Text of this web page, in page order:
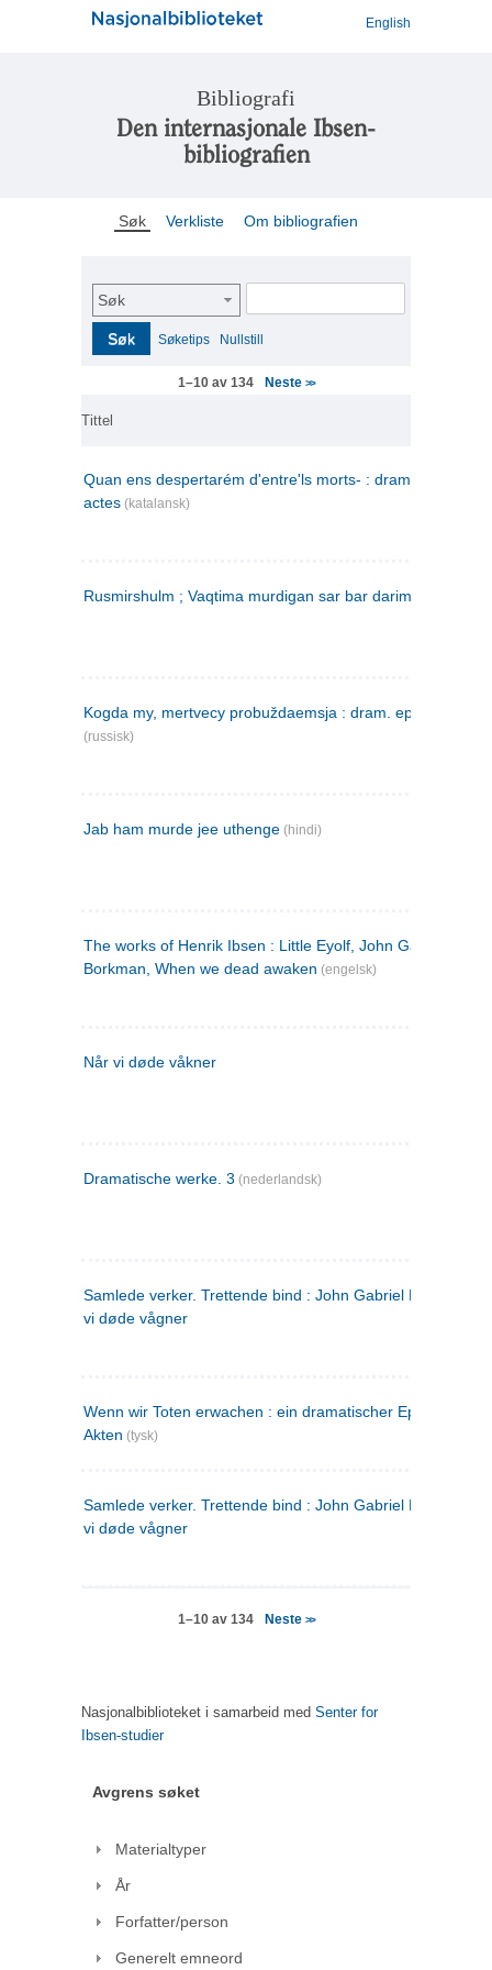
English
Bibliografi
Den internasjonale Ibsen-
bibliografien
Søk Verkliste Om bibliografien
Søk
Søk Søketips Nullstill
1–10 av 134 Neste >>
Tittel
Quan ens despertarém d'entre'ls morts- : drama en tres
actes (katalansk)
Rusmirshulm ; Vaqtima murdigan sar bar darim
Kogda my, mertvecy probuždaemsja : dram. epilog v 3 d
(russisk)
Jab ham murde jee uthenge (hindi)
The works of Henrik Ibsen : Little Eyolf, John Gabriel
Borkman, When we dead awaken (engelsk)
Når vi døde våkner
Dramatische werke. 3 (nederlandsk)
Samlede verker. Trettende bind : John Gabriel Borkman ;
vi døde vågner
Wenn wir Toten erwachen : ein dramatischer Epilog in drei
Akten (tysk)
Samlede verker. Trettende bind : John Gabriel Borkman ;
vi døde vågner
1–10 av 134 Neste >>
Nasjonalbiblioteket i samarbeid med Senter for
Ibsen-studier
Avgrens søket
Materialtyper
År
Forfatter/person
Generelt emneord